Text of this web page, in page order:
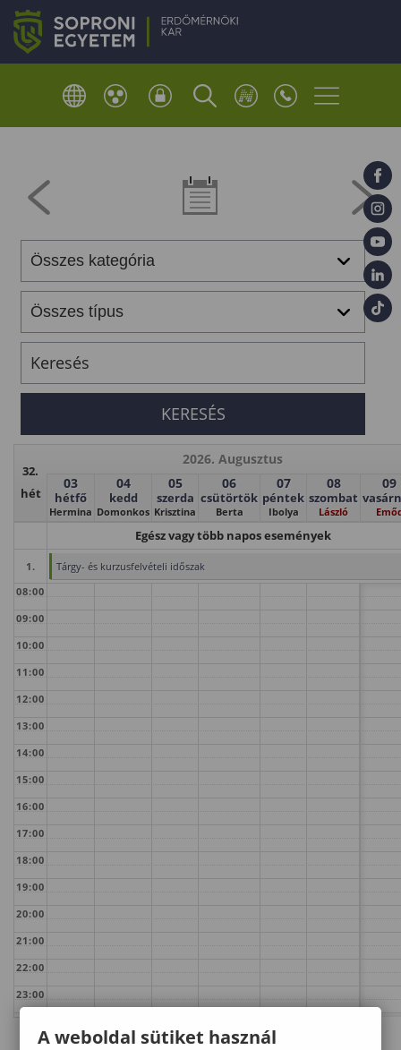
32.
hét
2026. Augusztus
03
hétfő
Hermina
04
kedd
Domonkos
05
szerda
Krisztina
06
csütörtök
Berta
07
péntek
Ibolya
08
szombat
László
09
Egész vagy több napos események
1.
Tárgy- és kurzusfelvételi időszak
08:00
09:00
10:00
11:00
12:00
13:00
14:00
15:00
16:00
17:00
18:00
19:00
20:00
21:00
22:00
23:00
A weboldal sütiket használ